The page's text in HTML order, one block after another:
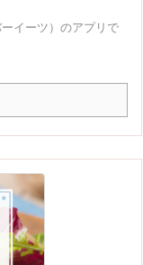
イーツ）のアプリで